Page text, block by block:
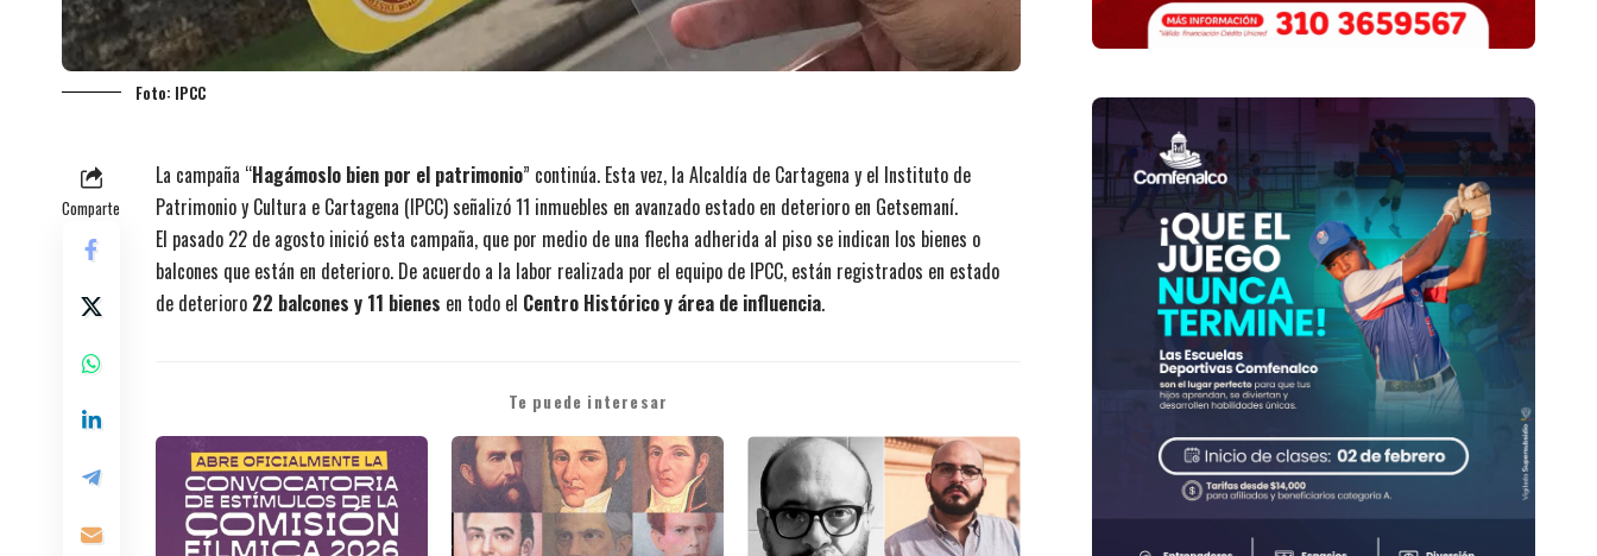
Foto: IPCC
Comparte
La campaña “Hagámoslo bien por el patrimonio” continúa. Esta vez, la Alcaldía de Cartagena y el Instituto de
Patrimonio y Cultura e Cartagena (IPCC) señalizó 11 inmuebles en avanzado estado en deterioro en Getsemaní.
El pasado 22 de agosto inició esta campaña, que por medio de una flecha adherida al piso se indican los bienes o
balcones que están en deterioro. De acuerdo a la labor realizada por el equipo de IPCC, están registrados en estado
de deterioro 22 balcones y 11 bienes en todo el Centro Histórico y área de influencia.
Te puede interesar